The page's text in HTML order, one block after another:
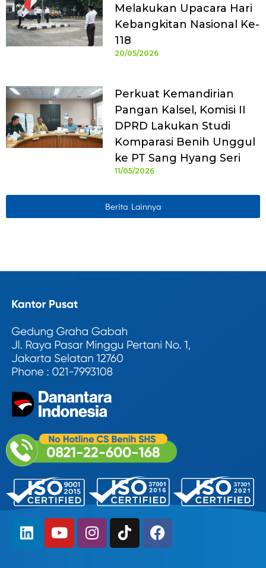
Melakukan Upacara Hari
Kebangkitan Nasional Ke-
118
20/05/2026
Perkuat Kemandirian
Pangan Kalsel, Komisi II
DPRD Lakukan Studi
Komparasi Benih Unggul
ke PT Sang Hyang Seri
11/05/2026
Berita Lainnya